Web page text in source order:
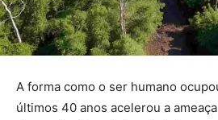
A forma como o ser humano
últimos 40 anos acelerou a